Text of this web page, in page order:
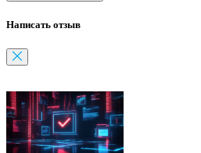
Написать отзыв